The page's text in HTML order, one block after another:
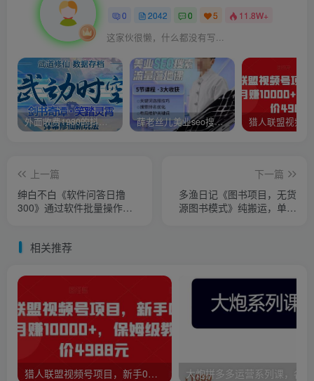
0 2042 0 5 11.8W+
这家伙很懒，什么都没有写...
外面收费1980的抖音武动时空直播项目，无需真人出镜，实时互动直播【软件+详细教程】 薛老丝儿美业seo搜索流量落地课，一周暴涨20w粉丝，全干货讲解
上一篇
绅白不白《软件问答日撸
300》通过软件批量操作赚
下一篇
多渔日记《图书项目，无货
源图书模式》纯搬运，单号
相关推荐
猎人联盟视频号项目，新手0基础轻松月赚10000+，保姆级教程原价4988元